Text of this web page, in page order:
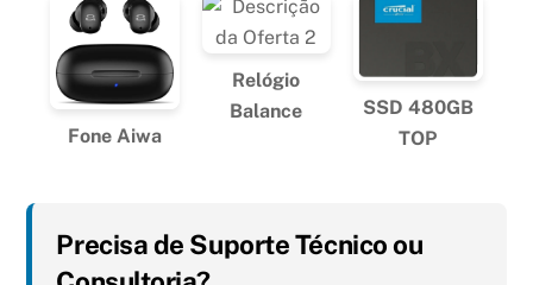
Fone Aiwa
Relógio
Balance
SSD 480GB
TOP
Precisa de Suporte Técnico ou